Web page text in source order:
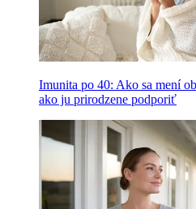
Imunita po 40: Ako sa mení
ako ju prirodzene podporiť